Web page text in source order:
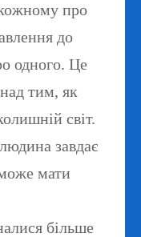
про
до
одного. Це
тим, як
світ.
завдає
мати
більше